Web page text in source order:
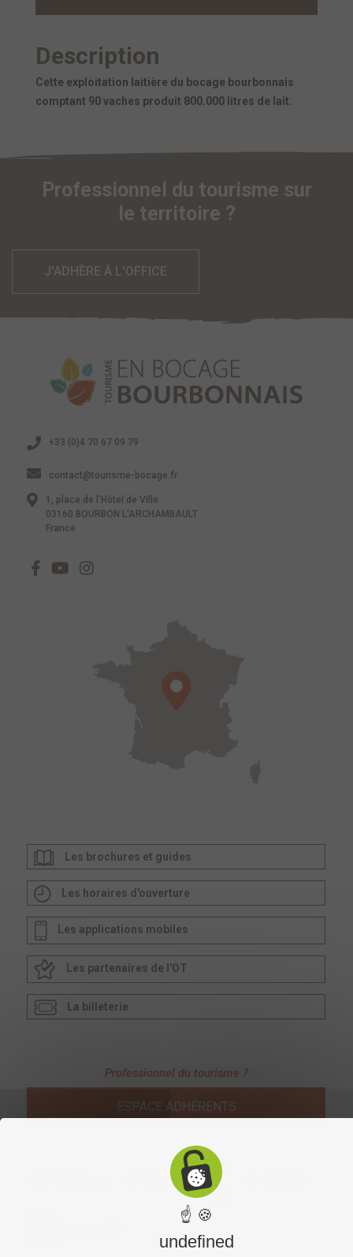
Description
Cette exploitation laitière du bocage bourbonnais
comptant 90 vaches produit 800.000 litres de lait.
Professionnel du tourisme sur
le territoire ?
J'ADHÈRE À L'OFFICE
+33 (0)4 70 67 09 79
contact@tourisme-bocage.fr
1, place de l'Hôtel de Ville
03160 BOURBON L'ARCHAMBAULT
France
Les brochures et guides
Les horaires d'ouverture
Les applications mobiles
Les partenaires de l'OT
La billeterie
Professionnel du tourisme ?
ESPACE ADHÉRENTS
☝ 🍪
undefined